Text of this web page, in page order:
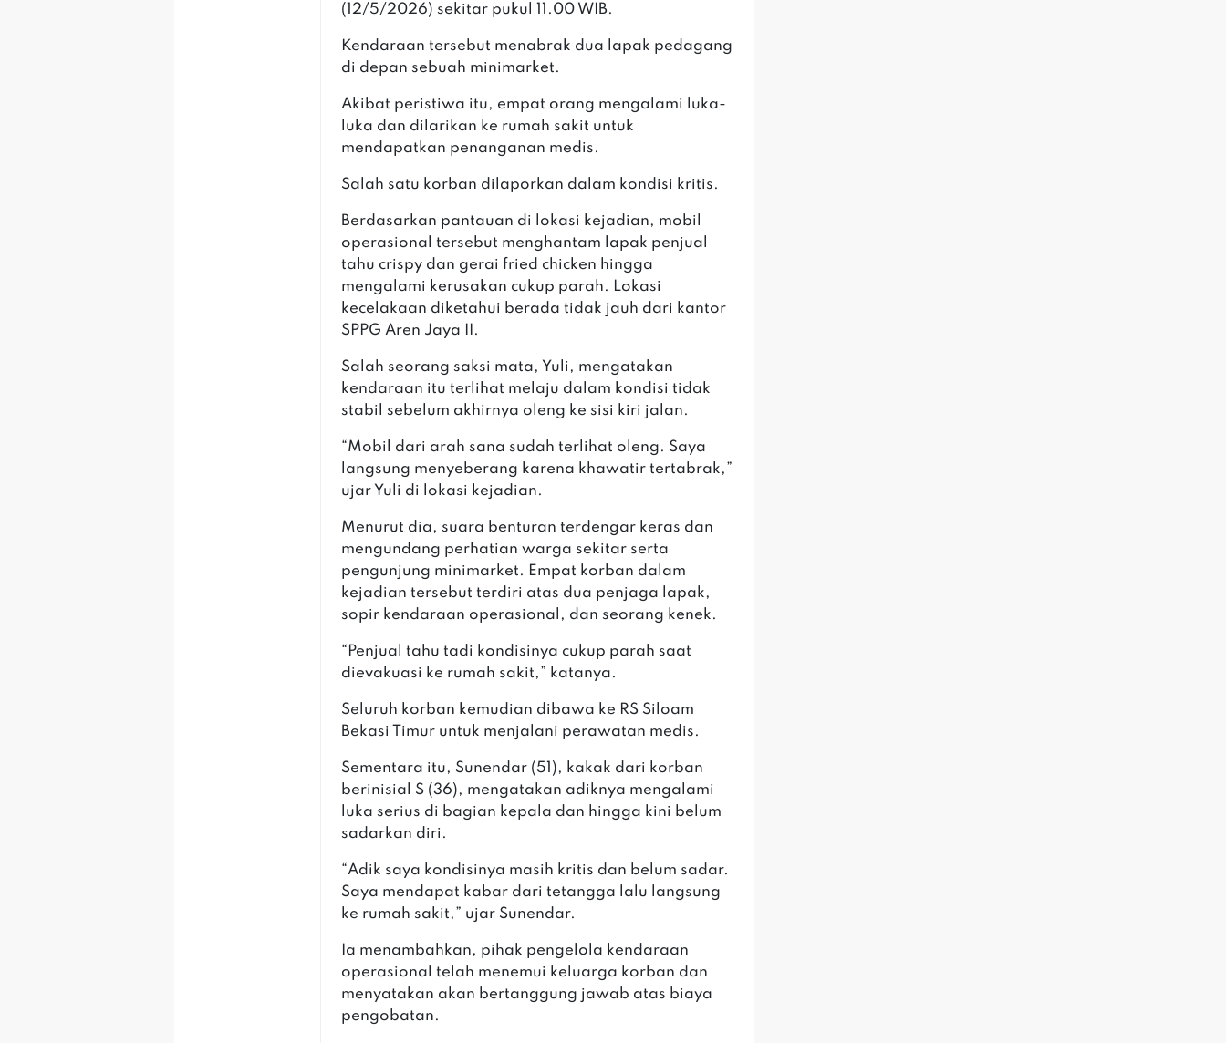
(12/5/2026) sekitar pukul 11.00 WIB.
‎Kendaraan tersebut menabrak dua lapak pedagang
di depan sebuah minimarket.
‎Akibat peristiwa itu, empat orang mengalami luka-
luka dan dilarikan ke rumah sakit untuk
mendapatkan penanganan medis.
‎Salah satu korban dilaporkan dalam kondisi kritis.
‎Berdasarkan pantauan di lokasi kejadian, mobil
operasional tersebut menghantam lapak penjual
tahu crispy dan gerai fried chicken hingga
mengalami kerusakan cukup parah. Lokasi
kecelakaan diketahui berada tidak jauh dari kantor
SPPG Aren Jaya II.
‎Salah seorang saksi mata, Yuli, mengatakan
kendaraan itu terlihat melaju dalam kondisi tidak
stabil sebelum akhirnya oleng ke sisi kiri jalan.
‎“Mobil dari arah sana sudah terlihat oleng. Saya
langsung menyeberang karena khawatir tertabrak,”
ujar Yuli di lokasi kejadian.
‎Menurut dia, suara benturan terdengar keras dan
mengundang perhatian warga sekitar serta
pengunjung minimarket. Empat korban dalam
kejadian tersebut terdiri atas dua penjaga lapak,
sopir kendaraan operasional, dan seorang kenek.
‎“Penjual tahu tadi kondisinya cukup parah saat
dievakuasi ke rumah sakit,” katanya.
‎Seluruh korban kemudian dibawa ke RS Siloam
Bekasi Timur untuk menjalani perawatan medis.
‎Sementara itu, Sunendar (51), kakak dari korban
berinisial S (36), mengatakan adiknya mengalami
luka serius di bagian kepala dan hingga kini belum
sadarkan diri.
‎“Adik saya kondisinya masih kritis dan belum sadar.
Saya mendapat kabar dari tetangga lalu langsung
ke rumah sakit,” ujar Sunendar.
‎Ia menambahkan, pihak pengelola kendaraan
operasional telah menemui keluarga korban dan
menyatakan akan bertanggung jawab atas biaya
pengobatan.